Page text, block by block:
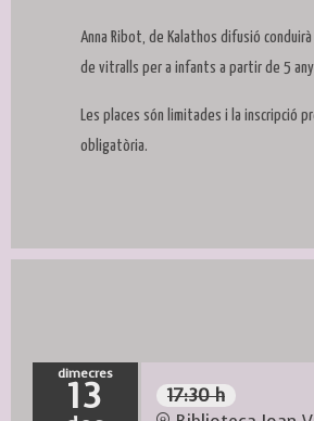
Anna Ribot, de Kalathos difusió
de vitralls per a infants a partir de 5
Les places són limitades i la inscripció
obligatòria.
dimecres
13
17:30 h